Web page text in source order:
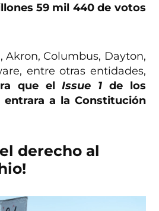
59 mil 440 de votos
Akron, Columbus, Dayton,
entre otras entidades,
que el Issue 1 de los
entrara a la Constitución
derecho al